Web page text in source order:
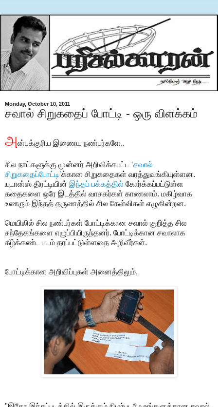
Monday, October 10, 2011
சவால் சிறுகதைப் போட்டி - ஒரு விளக்கம்
அன்புக்குரிய இணைய நண்பர்களே..
சில நாட்களுக்கு முன்னர் அறிவிக்கபட்ட ‘சவால்
சிறுகதைப்போட்டி’க்கான சிறுகதைகள் வரத்துவங்கியுள்ளன.
யுடான்ஸ் திரட்டியின் இந்தப் பக்கத்தில் கோர்க்கப்பட்டுள்ள
கதைகளை ஒரே இடத்தில் வாசகர்கள் காணலாம். மகிழ்வாக
உணரும் இந்தத் தருணத்தில் சில கேள்விகள் எழுகின்றன.
மெயிலில் சில நண்பர்கள் போட்டிக்கான சவால் குறித்த சில
சந்தேகங்களை எழுப்பியிருந்தனர். போட்டிக்கான சவாலாக
கீழ்க்கண்ட படம் தரப்பட்டுள்ளதை அறிவீர்கள்.
போட்டிக்கான அறிவிப்புகள் அனைத்திலும்,